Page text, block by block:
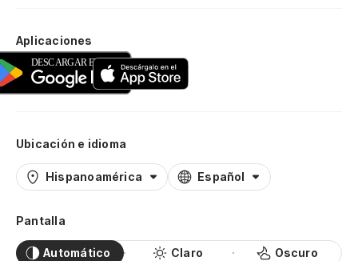
Aplicaciones
Ubicación e idioma
Hispanoamérica Español
Pantalla
Automático Claro Oscuro